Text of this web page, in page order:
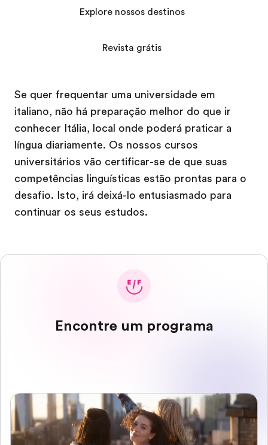
Se quer frequentar uma universidade em
italiano, não há preparação melhor do que ir
conhecer Itália, local onde poderá praticar a
língua diariamente. Os nossos cursos
universitários vão certificar-se de que suas
competências linguísticas estão prontas para o
desafio. Isto, irá deixá-lo entusiasmado para
continuar os seus estudos.
Explore nossos destinos
Revista grátis
Encontre um programa